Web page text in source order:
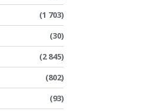
(1 703)
(30)
(2 845)
(802)
(93)